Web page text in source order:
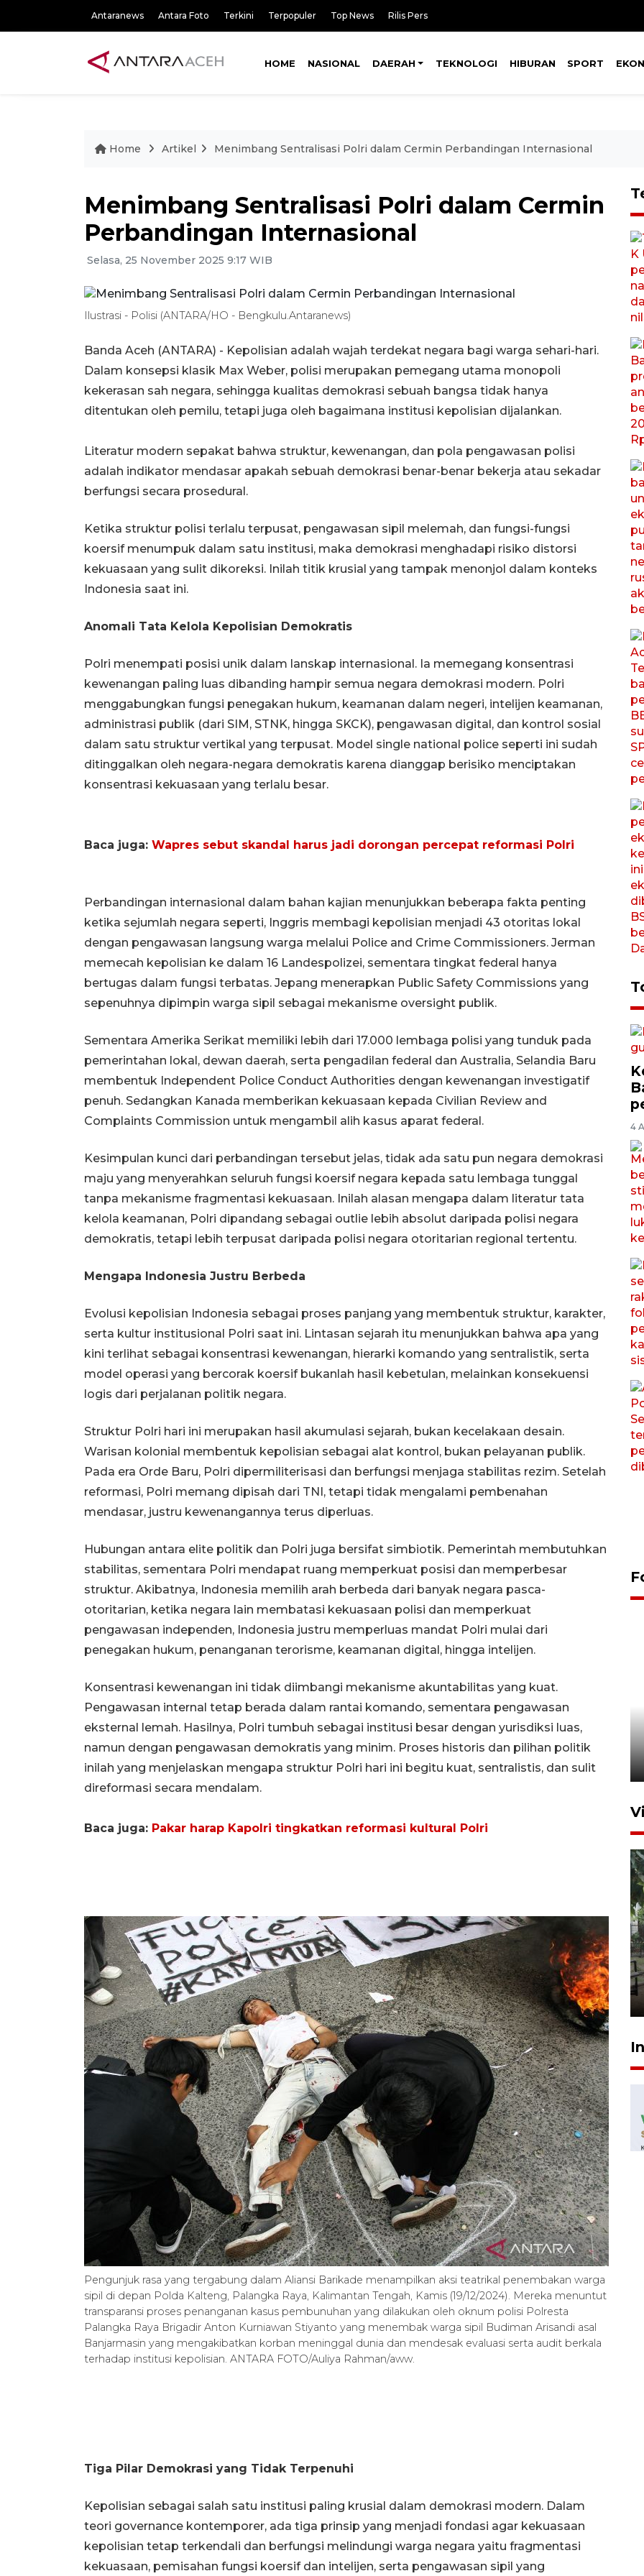
Antaranews Antara Foto Terkini Terpopuler Top News Rilis Pers
HOME NASIONAL DAERAH TEKNOLOGI HIBURAN SPORT
Home Artikel Menimbang Sentralisasi Polri dalam Cermin Perbandingan Internasional
Menimbang Sentralisasi Polri dalam Cermin
Perbandingan Internasional
Selasa, 25 November 2025 9:17 WIB
Ilustrasi - Polisi (ANTARA/HO - Bengkulu.Antaranews)
Banda Aceh (ANTARA) - Kepolisian adalah wajah terdekat negara bagi warga sehari-hari.
Dalam konsepsi klasik Max Weber, polisi merupakan pemegang utama monopoli
kekerasan sah negara, sehingga kualitas demokrasi sebuah bangsa tidak hanya
ditentukan oleh pemilu, tetapi juga oleh bagaimana institusi kepolisian dijalankan.
Literatur modern sepakat bahwa struktur, kewenangan, dan pola pengawasan polisi
adalah indikator mendasar apakah sebuah demokrasi benar-benar bekerja atau sekadar
berfungsi secara prosedural.
Ketika struktur polisi terlalu terpusat, pengawasan sipil melemah, dan fungsi-fungsi
koersif menumpuk dalam satu institusi, maka demokrasi menghadapi risiko distorsi
kekuasaan yang sulit dikoreksi. Inilah titik krusial yang tampak menonjol dalam konteks
Indonesia saat ini.
Anomali Tata Kelola Kepolisian Demokratis
Polri menempati posisi unik dalam lanskap internasional. Ia memegang konsentrasi
kewenangan paling luas dibanding hampir semua negara demokrasi modern. Polri
menggabungkan fungsi penegakan hukum, keamanan dalam negeri, intelijen keamanan,
administrasi publik (dari SIM, STNK, hingga SKCK), pengawasan digital, dan kontrol sosial
dalam satu struktur vertikal yang terpusat. Model single national police seperti ini sudah
ditinggalkan oleh negara-negara demokratis karena dianggap berisiko menciptakan
konsentrasi kekuasaan yang terlalu besar.
Baca juga: Wapres sebut skandal harus jadi dorongan percepat reformasi Polri
Perbandingan internasional dalam bahan kajian menunjukkan beberapa fakta penting
ketika sejumlah negara seperti, Inggris membagi kepolisian menjadi 43 otoritas lokal
dengan pengawasan langsung warga melalui Police and Crime Commissioners. Jerman
memecah kepolisian ke dalam 16 Landespolizei, sementara tingkat federal hanya
bertugas dalam fungsi terbatas. Jepang menerapkan Public Safety Commissions yang
sepenuhnya dipimpin warga sipil sebagai mekanisme oversight publik.
Sementara Amerika Serikat memiliki lebih dari 17.000 lembaga polisi yang tunduk pada
pemerintahan lokal, dewan daerah, serta pengadilan federal dan Australia, Selandia Baru
membentuk Independent Police Conduct Authorities dengan kewenangan investigatif
penuh. Sedangkan Kanada memberikan kekuasaan kepada Civilian Review and
Complaints Commission untuk mengambil alih kasus aparat federal.
Kesimpulan kunci dari perbandingan tersebut jelas, tidak ada satu pun negara demokrasi
maju yang menyerahkan seluruh fungsi koersif negara kepada satu lembaga tunggal
tanpa mekanisme fragmentasi kekuasaan. Inilah alasan mengapa dalam literatur tata
kelola keamanan, Polri dipandang sebagai outlie lebih absolut daripada polisi negara
demokratis, tetapi lebih terpusat daripada polisi negara otoritarian regional tertentu.
Mengapa Indonesia Justru Berbeda
Evolusi kepolisian Indonesia sebagai proses panjang yang membentuk struktur, karakter,
serta kultur institusional Polri saat ini. Lintasan sejarah itu menunjukkan bahwa apa yang
kini terlihat sebagai konsentrasi kewenangan, hierarki komando yang sentralistik, serta
model operasi yang bercorak koersif bukanlah hasil kebetulan, melainkan konsekuensi
logis dari perjalanan politik negara.
Struktur Polri hari ini merupakan hasil akumulasi sejarah, bukan kecelakaan desain.
Warisan kolonial membentuk kepolisian sebagai alat kontrol, bukan pelayanan publik.
Pada era Orde Baru, Polri dipermiliterisasi dan berfungsi menjaga stabilitas rezim. Setelah
reformasi, Polri memang dipisah dari TNI, tetapi tidak mengalami pembenahan
mendasar, justru kewenangannya terus diperluas.
Hubungan antara elite politik dan Polri juga bersifat simbiotik. Pemerintah membutuhkan
stabilitas, sementara Polri mendapat ruang memperkuat posisi dan memperbesar
struktur. Akibatnya, Indonesia memilih arah berbeda dari banyak negara pasca-
otoritarian, ketika negara lain membatasi kekuasaan polisi dan memperkuat
pengawasan independen, Indonesia justru memperluas mandat Polri mulai dari
penegakan hukum, penanganan terorisme, keamanan digital, hingga intelijen.
Konsentrasi kewenangan ini tidak diimbangi mekanisme akuntabilitas yang kuat.
Pengawasan internal tetap berada dalam rantai komando, sementara pengawasan
eksternal lemah. Hasilnya, Polri tumbuh sebagai institusi besar dengan yurisdiksi luas,
namun dengan pengawasan demokratis yang minim. Proses historis dan pilihan politik
inilah yang menjelaskan mengapa struktur Polri hari ini begitu kuat, sentralistis, dan sulit
direformasi secara mendalam.
Baca juga: Pakar harap Kapolri tingkatkan reformasi kultural Polri
Pengunjuk rasa yang tergabung dalam Aliansi Barikade menampilkan aksi teatrikal penembakan warga
sipil di depan Polda Kalteng, Palangka Raya, Kalimantan Tengah, Kamis (19/12/2024). Mereka menuntut
transparansi proses penanganan kasus pembunuhan yang dilakukan oleh oknum polisi Polresta
Palangka Raya Brigadir Anton Kurniawan Stiyanto yang menembak warga sipil Budiman Arisandi asal
Banjarmasin yang mengakibatkan korban meninggal dunia dan mendesak evaluasi serta audit berkala
terhadap institusi kepolisian. ANTARA FOTO/Auliya Rahman/aww.
Tiga Pilar Demokrasi yang Tidak Terpenuhi
Kepolisian sebagai salah satu institusi paling krusial dalam demokrasi modern. Dalam
teori governance kontemporer, ada tiga prinsip yang menjadi fondasi agar kekuasaan
kepolisian tetap terkendali dan berfungsi melindungi warga negara yaitu fragmentasi
kekuasaan, pemisahan fungsi koersif dan intelijen, serta pengawasan sipil yang
4
FOTO - Arus libur Panjang ke
Sabang meningkat
2 Juni 2026 10:33
400 lebih siswa Sekolah
Rakyat Terintegrasi Aceh
mulai masuk asrama
30 Juli 2026 23:37
musim kemarau
2026-08-05 12:00:00